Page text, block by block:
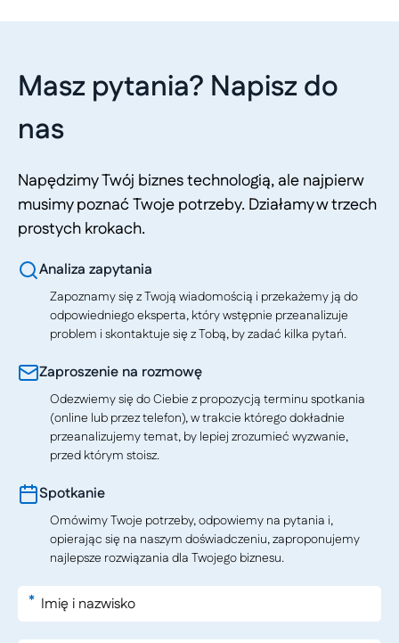
Masz pytania? Napisz do
nas
Napędzimy Twój biznes technologią, ale najpierw
musimy poznać Twoje potrzeby. Działamy w trzech
prostych krokach.
Analiza zapytania
Zapoznamy się z Twoją wiadomością i przekażemy ją do
odpowiedniego eksperta, który wstępnie przeanalizuje
problem i skontaktuje się z Tobą, by zadać kilka pytań.
Zaproszenie na rozmowę
Odezwiemy się do Ciebie z propozycją terminu spotkania
(online lub przez telefon), w trakcie którego dokładnie
przeanalizujemy temat, by lepiej zrozumieć wyzwanie,
przed którym stoisz.
Spotkanie
Omówimy Twoje potrzeby, odpowiemy na pytania i,
opierając się na naszym doświadczeniu, zaproponujemy
najlepsze rozwiązania dla Twojego biznesu.
*